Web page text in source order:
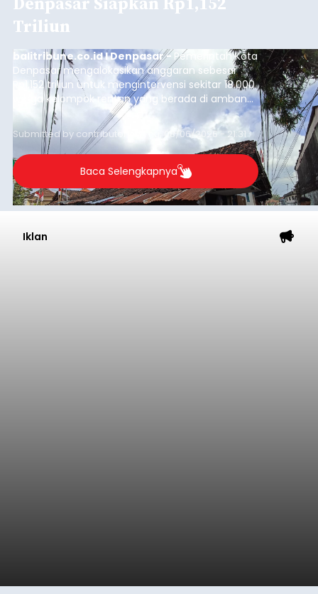
Triliun
balitribune.co.id I Denpasar - Pemerintah Kota
Denpasar mengalokasikan anggaran sebesar
Rp1,152 triliun untuk mengintervensi sekitar 18.000
warga kelompok rentan yang berada di ambang
garis kemiskinan. Langkah strategis ini diambil
guna menjaga masyarakat yang berada pada
kelompok desil 5 dan 6 tersebut agar tidak
merosot ke kategori miskin.
Submitted by contributor Thu, 08/06/2026 - 21:31
Baca Selengkapnya
Iklan